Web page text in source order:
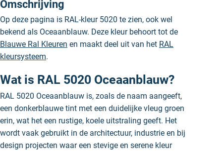
Omschrijving
Op deze pagina is RAL-kleur 5020 te zien, ook wel
bekend als Oceaanblauw. Deze kleur behoort tot de
Blauwe Ral Kleuren en maakt deel uit van het RAL
kleursysteem.
Wat is RAL 5020 Oceaanblauw?
RAL 5020 Oceaanblauw is, zoals de naam aangeeft,
een donkerblauwe tint met een duidelijke vleug groen
erin, wat het een rustige, koele uitstraling geeft. Het
wordt vaak gebruikt in de architectuur, industrie en bij
design projecten waar een stevige en serene kleur